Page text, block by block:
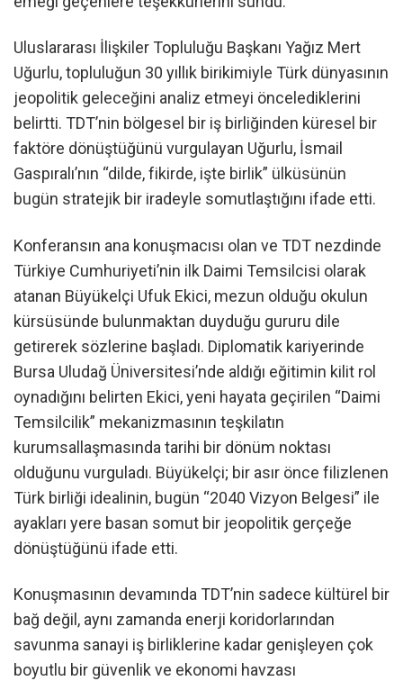
Uluslararası İlişkiler Topluluğu Başkanı Yağız Mert
Uğurlu, topluluğun 30 yıllık birikimiyle Türk dünyasının
jeopolitik geleceğini analiz etmeyi öncelediklerini
belirtti. TDT’nin bölgesel bir iş birliğinden küresel bir
faktöre dönüştüğünü vurgulayan Uğurlu, İsmail
Gaspıralı’nın “dilde, fikirde, işte birlik” ülküsünün
bugün stratejik bir iradeyle somutlaştığını ifade etti.
Konferansın ana konuşmacısı olan ve TDT nezdinde
Türkiye Cumhuriyeti’nin ilk Daimi Temsilcisi olarak
atanan Büyükelçi Ufuk Ekici, mezun olduğu okulun
kürsüsünde bulunmaktan duyduğu gururu dile
getirerek sözlerine başladı. Diplomatik kariyerinde
Bursa Uludağ Üniversitesi’nde aldığı eğitimin kilit rol
oynadığını belirten Ekici, yeni hayata geçirilen “Daimi
Temsilcilik” mekanizmasının teşkilatın
kurumsallaşmasında tarihi bir dönüm noktası
olduğunu vurguladı. Büyükelçi; bir asır önce filizlenen
Türk birliği idealinin, bugün “2040 Vizyon Belgesi” ile
ayakları yere basan somut bir jeopolitik gerçeğe
dönüştüğünü ifade etti.
Konuşmasının devamında TDT’nin sadece kültürel bir
bağ değil, aynı zamanda enerji koridorlarından
savunma sanayi iş birliklerine kadar genişleyen çok
boyutlu bir güvenlik ve ekonomi havzası